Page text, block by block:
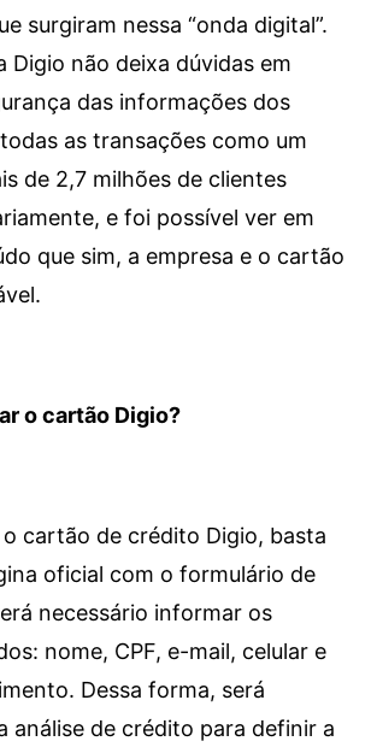
surgiram nessa “onda digital”.
Digio não deixa dúvidas em
das informações dos
as transações como um
de 2,7 milhões de clientes
e foi possível ver em
que sim, a empresa e o cartão
o cartão Digio?
cartão de crédito Digio, basta
oficial com o formulário de
necessário informar os
nome, CPF, e-mail, celular e
Dessa forma, será
análise de crédito para definir a